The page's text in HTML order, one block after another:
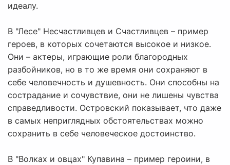
идеалу.
В "Лесе" Несчастливцев и Счастливцев – пример
героев, в которых сочетаются высокое и низкое.
Они – актеры, играющие роли благородных
разбойников, но в то же время они сохраняют в
себе человечность и душевность. Они способны на
сострадание и сочувствие, они не лишены чувства
справедливости. Островский показывает, что даже
в самых неприглядных обстоятельствах можно
сохранить в себе человеческое достоинство.
В "Волках и овцах" Купавина – пример героини, в